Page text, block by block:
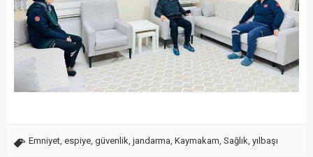
Emniyet espiye güvenlik jandarma Kaymakam Sağlık yılbaşı